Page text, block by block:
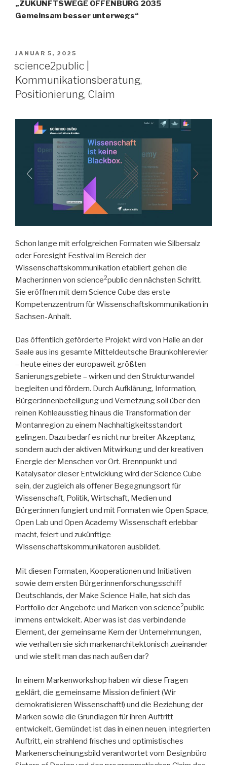
„ZUKUNFTSWEGE OFFENBURG 2035
Gemeinsam besser unterwegs“
VERÖFFENTLICHT
AM
JANUAR 5, 2025
science2public |
Kommunikationsberatung,
Positionierung, Claim
Schon lange mit erfolgreichen Formaten wie Silbersalz
oder Foresight Festival im Bereich der
Wissenschaftskommunikation etabliert gehen die
Macher:innen von science2public den nächsten Schritt.
Sie eröffnen mit dem Science Cube das erste
Kompetenzzentrum für Wissenschaftskommunikation in
Sachsen-Anhalt.
Das öffentlich geförderte Projekt wird von Halle an der
Saale aus ins gesamte Mitteldeutsche Braunkohlerevier
– heute eines der europaweit größten
Sanierungsgebiete – wirken und den Strukturwandel
begleiten und fördern. Durch Aufklärung, Information,
Bürger:innenbeteiligung und Vernetzung soll über den
reinen Kohleausstieg hinaus die Transformation der
Montanregion zu einem Nachhaltigkeitsstandort
gelingen. Dazu bedarf es nicht nur breiter Akzeptanz,
sondern auch der aktiven Mitwirkung und der kreativen
Energie der Menschen vor Ort. Brennpunkt und
Katalysator dieser Entwicklung wird der Science Cube
sein, der zugleich als offener Begegnungsort für
Wissenschaft, Politik, Wirtschaft, Medien und
Bürger:innen fungiert und mit Formaten wie Open Space,
Open Lab und Open Academy Wissenschaft erlebbar
macht, feiert und zukünftige
Wissenschaftskommunikatoren ausbildet.
Mit diesen Formaten, Kooperationen und Initiativen
sowie dem ersten Bürger:innenforschungsschiff
Deutschlands, der Make Science Halle, hat sich das
Portfolio der Angebote und Marken von science2public
immens entwickelt. Aber was ist das verbindende
Element, der gemeinsame Kern der Unternehmungen,
wie verhalten sie sich markenarchitektonisch zueinander
und wie stellt man das nach außen dar?
In einem Markenworkshop haben wir diese Fragen
geklärt, die gemeinsame Mission definiert (Wir
demokratisieren Wissenschaft!) und die Beziehung der
Marken sowie die Grundlagen für ihren Auftritt
entwickelt. Gemündet ist das in einen neuen, integrierten
Auftritt, ein strahlend frisches und optimistisches
Markenerscheinungsbild verantwortet vom Designbüro